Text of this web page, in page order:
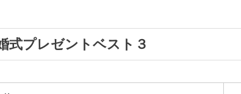
式プレゼントベスト３